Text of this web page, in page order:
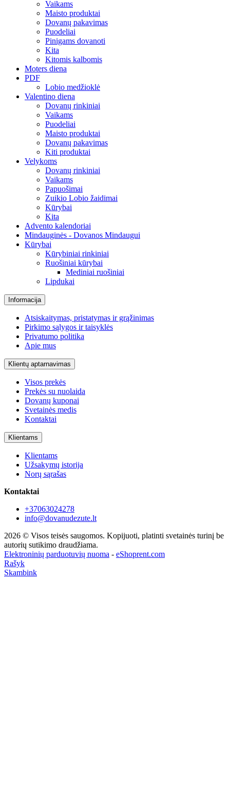
Vaikams
Maisto produktai
Dovanų pakavimas
Puodeliai
Pinigams dovanoti
Kita
Kitomis kalbomis
Moters diena
PDF
Lobio medžioklė
Valentino diena
Dovanų rinkiniai
Vaikams
Puodeliai
Maisto produktai
Dovanų pakavimas
Kiti produktai
Velykoms
Dovanų rinkiniai
Vaikams
Papuošimai
Zuikio Lobio žaidimai
Kūrybai
Kita
Advento kalendoriai
Mindauginės - Dovanos Mindaugui
Kūrybai
Kūrybiniai rinkiniai
Ruošiniai kūrybai
Mediniai ruošiniai
Lipdukai
Informacija
Atsiskaitymas, pristatymas ir grąžinimas
Pirkimo sąlygos ir taisyklės
Privatumo politika
Apie mus
Klientų aptarnavimas
Visos prekės
Prekės su nuolaida
Dovanų kuponai
Svetainės medis
Kontaktai
Klientams
Klientams
Užsakymų istorija
Norų sąrašas
Kontaktai
+37063024278
info@dovanudezute.lt
2026 © Visos teisės saugomos. Kopijuoti, platinti svetainės turinį be
autorių sutikimo draudžiama.
Elektroninių parduotuvių nuoma - eShoprent.com
Rašyk
Skambink